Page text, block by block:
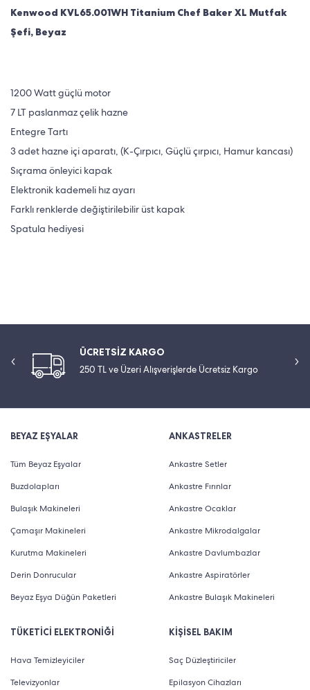
Kenwood KVL65.001WH Titanium Chef Baker XL Mutfak
Şefi, Beyaz
1200 Watt güçlü motor
7 LT paslanmaz çelik hazne
Entegre Tartı
3 adet hazne içi aparatı, (K-Çırpıcı, Güçlü çırpıcı, Hamur kancası)
Sıçrama önleyici kapak
Elektronik kademeli hız ayarı
Farklı renklerde değiştirilebilir üst kapak
Spatula hediyesi
ÜCRETSİZ KARGO
250 TL ve Üzeri Alışverişlerde Ücretsiz Kargo
BEYAZ EŞYALAR
Tüm Beyaz Eşyalar
Buzdolapları
Bulaşık Makineleri
Çamaşır Makineleri
Kurutma Makineleri
Derin Donrucular
Beyaz Eşya Düğün Paketleri
TÜKETİCİ ELEKTRONİĞİ
Hava Temizleyiciler
Televizyonlar
ANKASTRELER
Ankastre Setler
Ankastre Fırınlar
Ankastre Ocaklar
Ankastre Mikrodalgalar
Ankastre Davlumbazlar
Ankastre Aspiratörler
Ankastre Bulaşık Makineleri
KİŞİSEL BAKIM
Saç Düzleştiriciler
Epilasyon Cihazları